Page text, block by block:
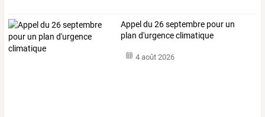
Appel du 26 septembre pour un
plan d'urgence climatique
4 août 2026